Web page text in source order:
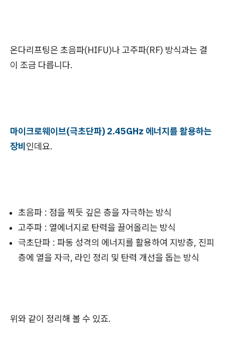
온다리프팅은 초음파(HIFU)나 고주파(RF) 방식과는 결
이 조금 다릅니다.
마이크로웨이브(극초단파) 2.45GHz 에너지를 활용하는
장비인데요.
초음파 : 점을 찍듯 깊은 층을 자극하는 방식
고주파 : 열에너지로 탄력을 끌어올리는 방식
극초단파 : 파동 성격의 에너지를 활용하여 지방층, 진피
층에 열을 자극, 라인 정리 및 탄력 개선을 돕는 방식
위와 같이 정리해 볼 수 있죠.